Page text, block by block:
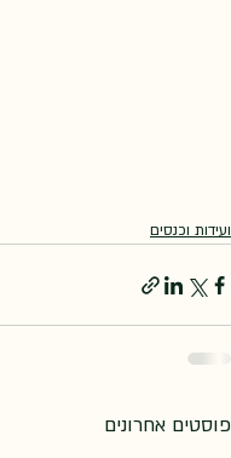
ועידות וכנסים
פוסטים אחרונים